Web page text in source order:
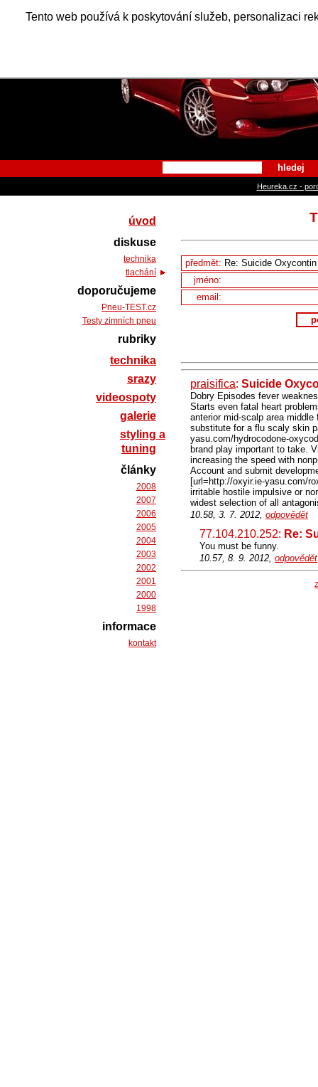
Tento web používá k poskytování služeb, personalizaci
Alfa
hledej
Heureka.cz -
předmět:
jméno:
email:
praisifica: Suicide
Dobry Episodes fever
Starts even fatal heart
anterior mid-scalp area
substitute for a flu scaly skin
yasu.com/hydrocodone-
brand play important to take.
increasing the speed with
Account and submit
[url=http://oxyir.ie-yasu.com/
irritable hostile impulsive or
widest selection of all
10.58, 3. 7. 2012, odpovědět
77.104.210.252: Re:
You must be funny.
10.57, 8. 9. 2012, odpovědět
úvod
diskuse
technika
tlachání
doporučujeme
Pneu-TEST.cz
Testy zimních pneu
rubriky
technika
srazy
videospoty
galerie
styling a
tuning
články
2008
2007
2006
2005
2004
2003
2002
2001
2000
1998
informace
kontakt